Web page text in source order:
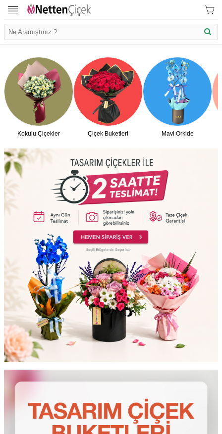
Kokulu Çiçekler Çiçek Buketleri Mavi Orkide
İletişim Bilgilerimiz
KVK Bilgilendirme
Ödeme Bllgileri
testt